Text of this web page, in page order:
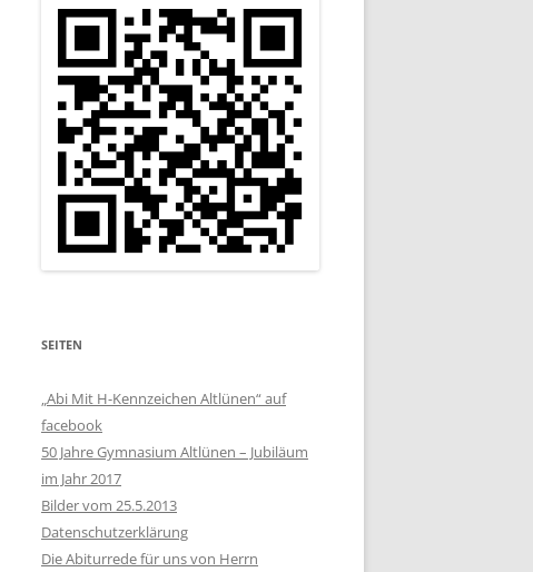
SEITEN
„Abi Mit H-Kennzeichen Altlünen“ auf
facebook
50 Jahre Gymnasium Altlünen – Jubiläum
im Jahr 2017
Bilder vom 25.5.2013
Datenschutzerklärung
Die Abiturrede für uns von Herrn